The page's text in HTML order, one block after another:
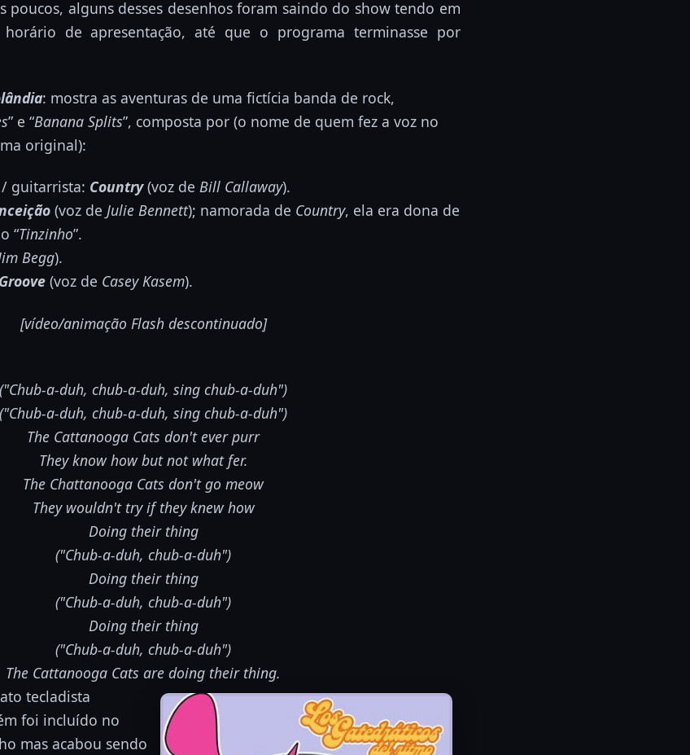
poucos, alguns desses desenhos foram saindo do show tendo em
de apresentação, até que o programa terminasse por
: mostra as aventuras de uma fictícia banda de rock,
” e “Banana Splits”, composta por (o nome de quem fez a voz no
original):
guitarrista: Country(voz de Bill Callaway).
(voz de Julie Bennett); namorada de Country, ela era dona de
“Tinzinho”.
Begg).
Groove (voz de Casey Kasem).
[vídeo/animação Flash descontinuado]
("Chub-a-duh, chub-a-duh, sing chub-a-duh")
("Chub-a-duh, chub-a-duh, sing chub-a-duh")
The Cattanooga Cats don't ever purr
They know how but not what fer.
The Chattanooga Cats don't go meow
They wouldn't try if they knew how
Doing their thing
("Chub-a-duh, chub-a-duh")
Doing their thing
("Chub-a-duh, chub-a-duh")
Doing their thing
("Chub-a-duh, chub-a-duh")
The Cattanooga Cats are doing their thing.
tecladista
foi incluído no
mas acabou sendo